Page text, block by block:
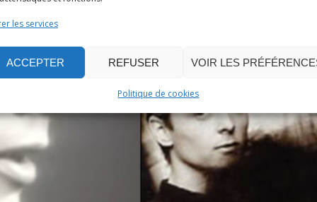
les services
ACCEPTER REFUSER VOIR LES
Politique de cookies